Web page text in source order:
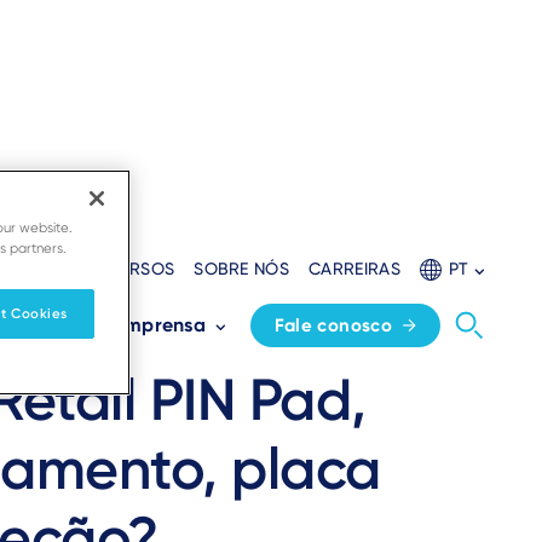
RECURSOS SOBRE NÓS CARREIRAS PT
Sala de imprensa Fale conosco
PIN Pad,
placa
website.
partners.
Cookies